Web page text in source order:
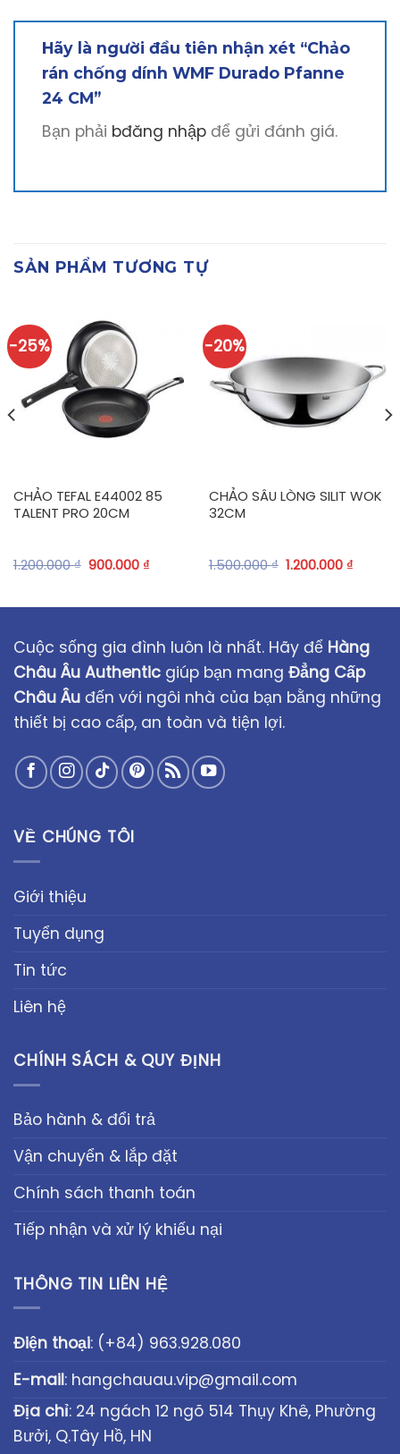
Hãy là người đầu tiên nhận xét “Chảo
rán chống dính WMF Durado Pfanne
24 CM”
Bạn phải bđăng nhập để gửi đánh giá.
SẢN PHẨM TƯƠNG TỰ
-25%
CHẢO TEFAL E44002 85
TALENT PRO 20CM
1.200.000₫ 900.000 ₫
-20%
CHẢO SÂU LÒNG SILIT WOK
32CM
1.500.000₫ 1.200.000 ₫
Cuộc sống gia đình luôn là nhất. Hãy để Hàng
Châu Âu Authentic giúp bạn mang Đẳng Cấp
Châu Âu đến với ngôi nhà của bạn bằng những
thiết bị cao cấp, an toàn và tiện lợi.
VỀ CHÚNG TÔI
Giới thiệu
Tuyển dụng
Tin tức
Liên hệ
CHÍNH SÁCH & QUY ĐỊNH
Bảo hành & đổi trả
Vận chuyển & lắp đặt
Chính sách thanh toán
Tiếp nhận và xử lý khiếu nại
THÔNG TIN LIÊN HỆ
Điện thoại: (+84) 963.928.080
E-mail: hangchauau.vip@gmail.com
Địa chỉ: 24 ngách 12 ngõ 514 Thụy Khê, Phường
Bưởi, Q.Tây Hồ, HN